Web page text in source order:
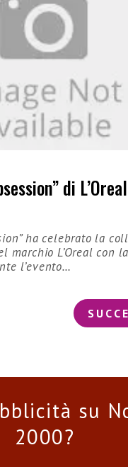
di
ha celebrato la
marchio L’Oreal con
l’evento…
su
2000?